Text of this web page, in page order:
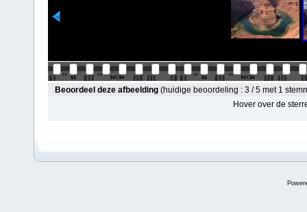
Beoordeel deze afbeelding (huidige beoordeling : 3 / 5 met 1
Hover over de